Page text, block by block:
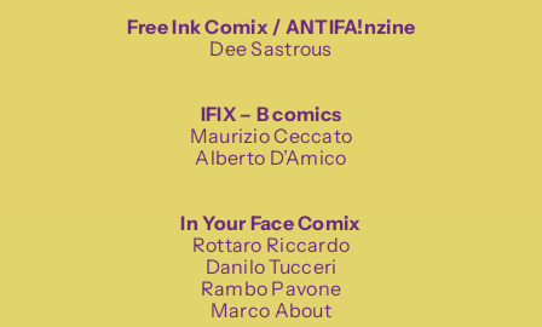
Free Ink Comix / ANTIFA!nzine
Dee Sastrous
IFIX – B comics
Maurizio Ceccato
Alberto D’Amico
In Your Face Comix
Rottaro Riccardo
Danilo Tucceri
Rambo Pavone
Marco About